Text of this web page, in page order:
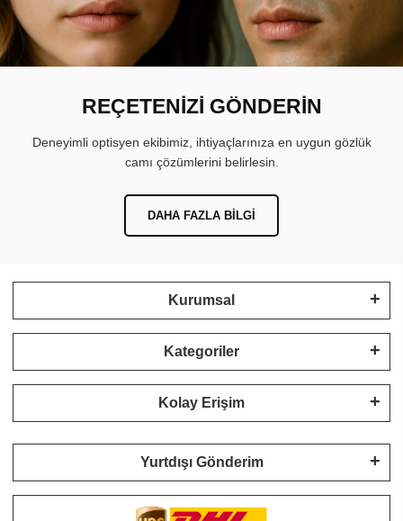
REÇETENİZİ GÖNDERİN
Deneyimli optisyen ekibimiz, ihtiyaçlarınıza en uygun gözlük
camı çözümlerini belirlesin.
DAHA FAZLA BILGI
Kurumsal
Kategoriler
Kolay Erişim
Yurtdışı Gönderim